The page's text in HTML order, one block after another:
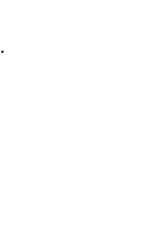
اجعل الاستكشاف أسهل، واجعل الحياة أكثر ثراءً.